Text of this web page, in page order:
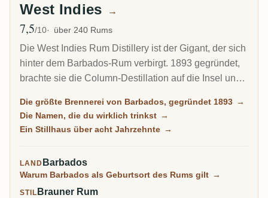
West Indies →
Ø Bewertung
7,5/10 über 240 Rums
Die West Indies Rum Distillery ist der Gigant, der sich
hinter dem Barbados-Rum verbirgt. 1893 gegründet,
brachte sie die Column-Destillation auf die Insel und
Barbados-Rums. Seit 2017 ist sie die Barbados-
Heimat von Plantation Rum, und doch erreicht dich
Die größte Brennerei von Barbados, gegründet 1893 →
Die Namen, die du wirklich trinkst →
Ein Stillhaus über acht Jahrzehnte →
LAND Barbados
Warum Barbados als Geburtsort des Rums gilt →
STIL Brauner Rum